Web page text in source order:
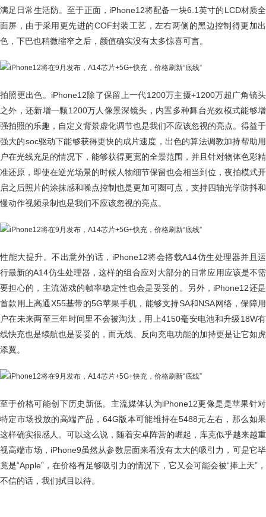
满足日常生活防。至于正面，iPhone12将配备一块6.1英寸的LCD材质全
面屏，由于采用更先进的COF封装工艺，左右两侧的黑边控制得更加出
色，下巴也稍微缩窄之后，颜值确实没有太多惊喜可言。
拍照更出色。iPhone12除了保留上一代1200万主摄+1200万超广角镜头
之外，还新增一颗1200万人像景深镜头，内置多种舞台光效模式能够增
强拍照的乐趣，自定义背景虚化调节也是我们不应该忽视的亮点。得益于
强大的soc驱动下能够获得更快的成片速度，出色的算法调教加持帮助用
户在光线充足的情况下，能够获得更宽的全景范围，并且针对物体色彩精
准还原，即使在逆光场景的时候人物细节保留也会相当到位，夜拍模式开
启之后照片的涂抹感和噪点控制也是更加可圈可点，支持四轴光学防抖和
慢动作视频录制也是我们不应该忽视的亮点。
性能大提升。不出意外的话，iPhone12将会搭载A14仿生处理器并且运
行最新的A14仿生处理器，这样的组合应对大部分的日常应用应该是不需
要担心的，主流游戏的帧率稳定性也会是妥妥的。另外，iPhone12还是
首款用上高通X55基带的5G苹果手机，能够支持SA和NSA网络，保障用
户在未来两至三年时间里不会被淘汰，用上4150毫安电池和升级18W有
线快充也是续航也是妥妥的，而无线、反向充电功能的加持更是让它如虎
添翼。
至于价格可能创下历史新低。主流媒体认为iPhone12更像是是苹果针对
特定市场投放的高端产品，64G版本可能维持在5488元左右，那么如果
这样确实很感人。可以这么说，随着安卓阵营的崛起，库克似乎越来越重
视高端市场，iPhone9虽然从参数层面来看没有太大的吸引力，可是它毕
竟是“Apple”，在价格有足够吸引力的情况下，它又会可能会被“捧上天”，
不信的话，我们拭目以待。